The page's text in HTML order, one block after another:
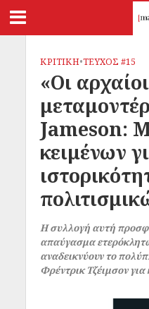
ΚΡΙΤΙΚΗ•ΤΕΥΧΟΣ #15
«Οι
Jameson:
κειμένων
Η συλλογή αυτή
απαύγασμα
αναδεικνύουν το
Φρέντρικ Τζέιμσον